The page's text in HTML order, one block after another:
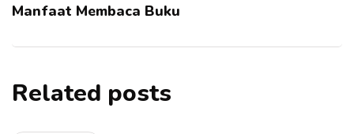
Manfaat Membaca Buku
Related posts